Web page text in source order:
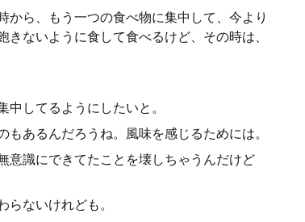
ら、もう一つの食べ物に集中して、今より
ないように食して食べるけど、その時は、
してるようにしたいと。
あるんだろうね。風味を感じるためには。
意識にできてたことを壊しちゃうんだけど
ないけれども。